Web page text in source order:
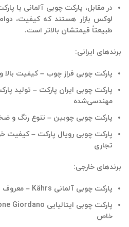
در مقابل، پارکت چوبی آلمانی یا
لوکس بازار هستند که کیفیت،
طبیعتاً قیمتشان بالاتر است.
برندهای ایرانی:
پارکت چوبی فراز چوب – کیفیت بالا
پارکت چوبی ایران پارکت – تولید
مهندسی‌شده
پارکت چوبی چوبین – تنوع رنگ و
پارکت چوبی رویال پارکت – کیفیت
تجاری
برندهای خارجی:
پارکت چوبی آلمانی Kährs – معروف به کیفیت و دوام فوق‌العاده
خاص